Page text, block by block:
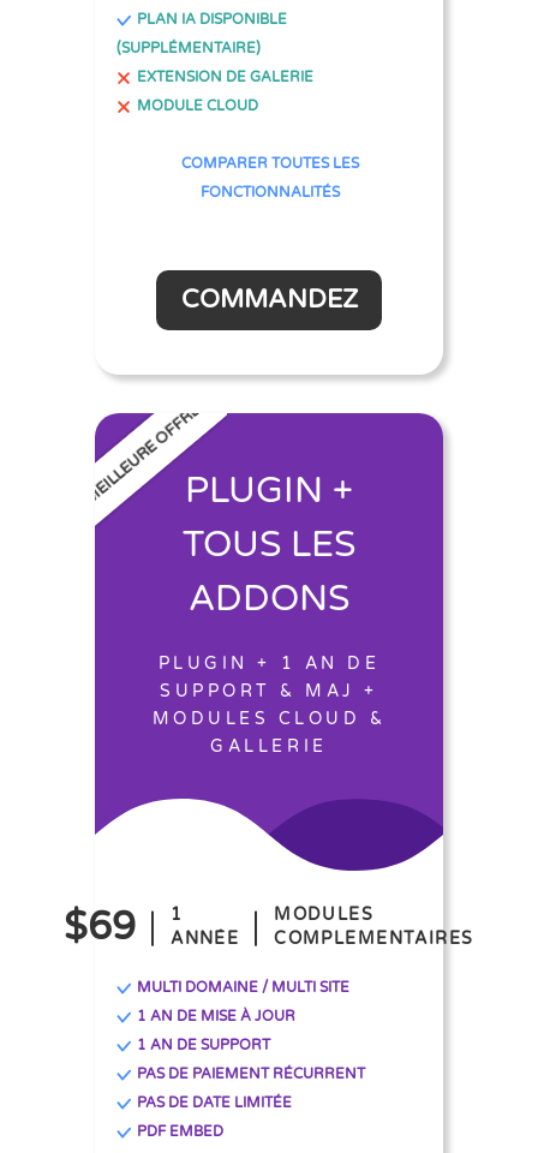
PLAN IA DISPONIBLE
(SUPPLÉMENTAIRE)
EXTENSION DE GALERIE
MODULE CLOUD
COMPARER TOUTES LES
FONCTIONNALITÉS
COMMANDEZ
MEILLEURE OFFREPLUGIN +
TOUS LES
ADDONS
PLUGIN + 1 AN DE
SUPPORT & MAJ +
MODULES CLOUD &
GALLERIE
$69
1
ANNÉE
MODULES
COMPLEMENTAIRES
MULTI DOMAINE / MULTI SITE
1 AN DE MISE À JOUR
1 AN DE SUPPORT
PAS DE PAIEMENT RÉCURRENT
PAS DE DATE LIMITÉE
PDF EMBED